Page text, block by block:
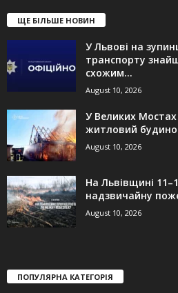
ЩЕ БІЛЬШЕ НОВИН
У Львові на
транспорту
схожим...
August 10, 2026
У Великих
житловий
August 10, 2026
На Львівщині
надзвичайну
August 10, 2026
ПОПУЛЯРНА КАТЕГОРІЯ